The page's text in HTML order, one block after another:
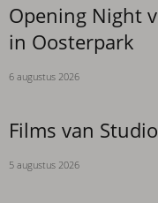
Opening Night
in Oosterpark
6 augustus 2026
Films van
5 augustus 2026